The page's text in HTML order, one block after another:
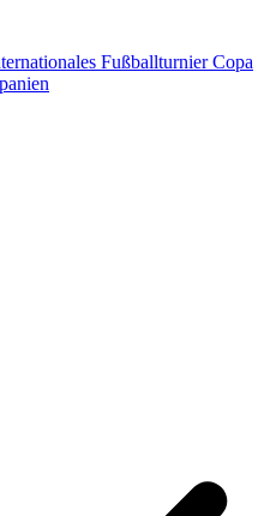
Fußballturnier Copa